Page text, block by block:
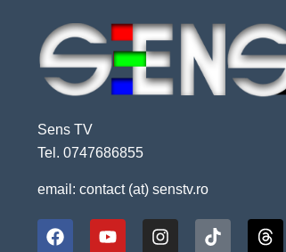
Sens TV
Tel. 0747686855
email: contact (at) senstv.ro